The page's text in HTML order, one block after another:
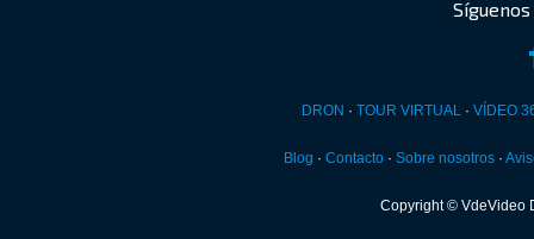
DRON · TOUR VIRTUAL· VÍDEO
Blog · Contacto· Sobre nosotros·
Copyright © VdeVideo